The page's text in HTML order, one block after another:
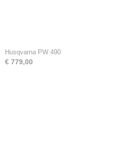
Husqvarna PW 490
€ 779,00